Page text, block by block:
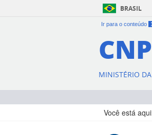
BRASIL
Ir para o conteúdo 1
MINISTÉRIO
Você está